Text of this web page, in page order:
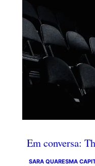
Em conversa:
SARA QUARESMA